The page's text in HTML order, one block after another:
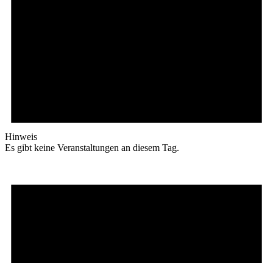
Hinweis
Es gibt keine Veranstaltungen an diesem Tag.